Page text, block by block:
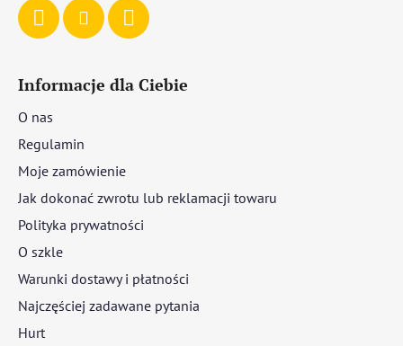
Informacje dla Ciebie
O nas
Regulamin
Moje zamówienie
Jak dokonać zwrotu lub reklamacji towaru
Polityka prywatności
O szkle
Warunki dostawy i płatności
Najczęściej zadawane pytania
Hurt